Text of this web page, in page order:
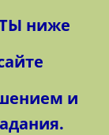
ниже
и